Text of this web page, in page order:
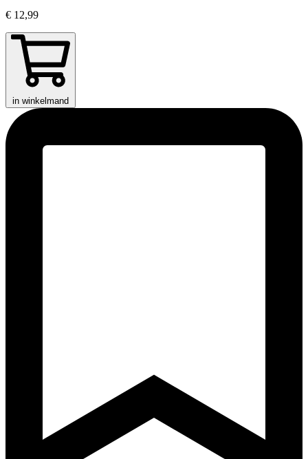
€ 12,99
in winkelmand